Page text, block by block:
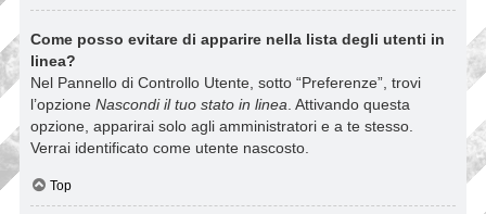
Come posso evitare di apparire nella lista degli utenti in
linea?
Nel Pannello di Controllo Utente, sotto “Preferenze”, trovi
l’opzione Nascondi il tuo stato in linea . Attivando questa
opzione, apparirai solo agli amministratori e a te stesso.
Verrai identificato come utente nascosto.
Top